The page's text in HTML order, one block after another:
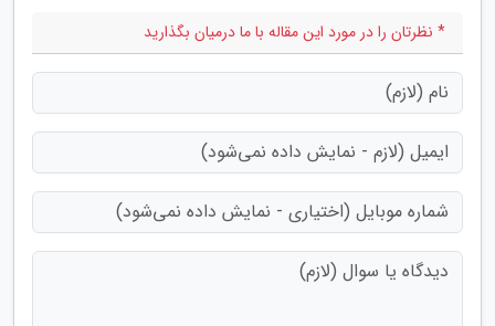
* نظرتان را در مورد این مقاله با ما درمیان بگذارید